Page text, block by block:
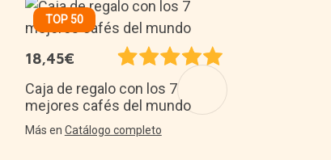
TOP 50
18,45€
Caja de regalo con los 7
mejores cafés del mundo
Más en Catálogo completo